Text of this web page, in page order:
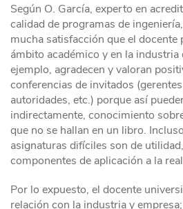
Según O. García, experto en
calidad de programas de
mucha satisfacción que el docente
ámbito académico y en la
ejemplo, agradecen y valoran
conferencias de invitados
autoridades, etc.) porque así
indirectamente, conocimiento
que no se hallan en un libro.
asignaturas difíciles son de
componentes de aplicación a la
Por lo expuesto, el docente
relación con la industria y